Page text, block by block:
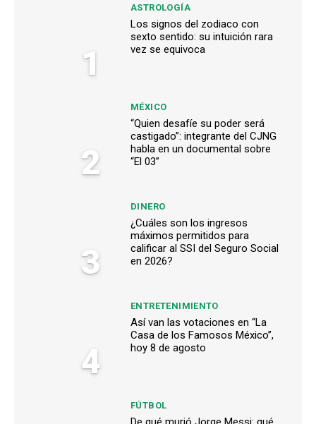
1
ASTROLOGÍA
Los signos del zodiaco con
sexto sentido: su intuición rara
vez se equivoca
2
MÉXICO
“Quien desafíe su poder será
castigado”: integrante del CJNG
habla en un documental sobre
“El 03”
3
DINERO
¿Cuáles son los ingresos
máximos permitidos para
calificar al SSI del Seguro Social
en 2026?
4
ENTRETENIMIENTO
Así van las votaciones en “La
Casa de los Famosos México”,
hoy 8 de agosto
FÚTBOL